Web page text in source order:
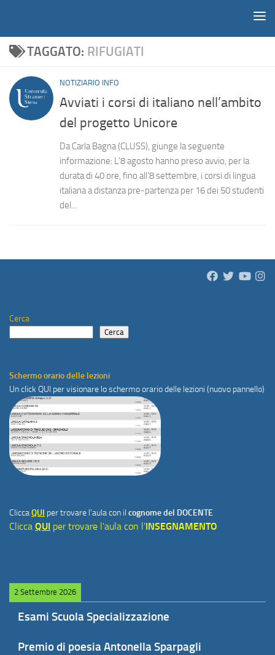
TAGGATO: RIFUGIATI
NOTIZIARIO INFO
Avviati i corsi di italiano nell’ambito
del progetto Unicore
Da Carla Bagna (CLUSS), giunge la seguente
informazione: L’8 agosto hanno preso avvio, per la
durata di 40 ore, fino all’8 settembre, i corsi di lingua
italiana a distanza pre-partenza per 16 dei 50 studenti
del...
Cerca
Cerca
Schermo orario delle lezioni
Un click QUI per visionare lo schermo orario delle lezioni (nuovo pannello)
CliccaQUI per trovare l'aula con il cognome del DOCENTE
Clicca QUI per trovare l'aula con l'INSEGNAMENTO
2 Settembre 2026
Esami Scuola Specializzazione
Premio di poesia Antonella Sparpagli